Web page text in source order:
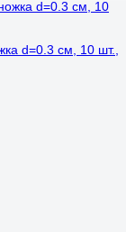
d=0.3 см, 10 шт.,